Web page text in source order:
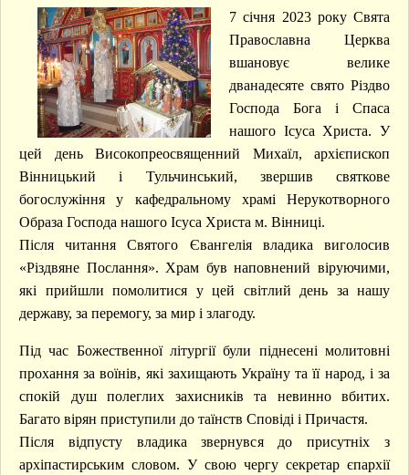
Новини Християнського світу
Архієрей
Єпархія
Історія Єпархії
Єпархіальне управління
Благочиння
Парафії
Бібліотека
Веб-сайти
Старий сайт
Церковний календар
Контакти
7 січня 2023 року Свята
Православна Церква
вшановує велике
дванадесяте свято Різдво
Господа Бога і Спаса
нашого Ісуса Христа. У
цей день Високопреосвященний Михаїл, архієпископ
Вінницький і Тульчинський, звершив святкове
богослужіння у кафедральному храмі Нерукотворного
Образа Господа нашого Ісуса Христа м. Вінниці.
Після читання Святого Євангелія владика виголосив
«Різдвяне Послання». Храм був наповнений віруючими,
які прийшли помолитися у цей світлий день за нашу
державу, за перемогу, за мир і злагоду.
Під час Божественної літургії були піднесені молитовні
прохання за воїнів, які захищають Україну та її народ, і за
спокій душ полеглих захисників та невинно вбитих.
Багато вірян приступили до таїнств Сповіді і Причастя.
Після відпусту владика звернувся до присутніх з
архіпастирським словом. У свою чергу секретар єпархії